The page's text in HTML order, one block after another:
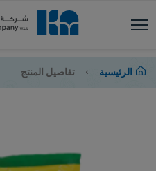
الرئيسية تفاصيل المنتج